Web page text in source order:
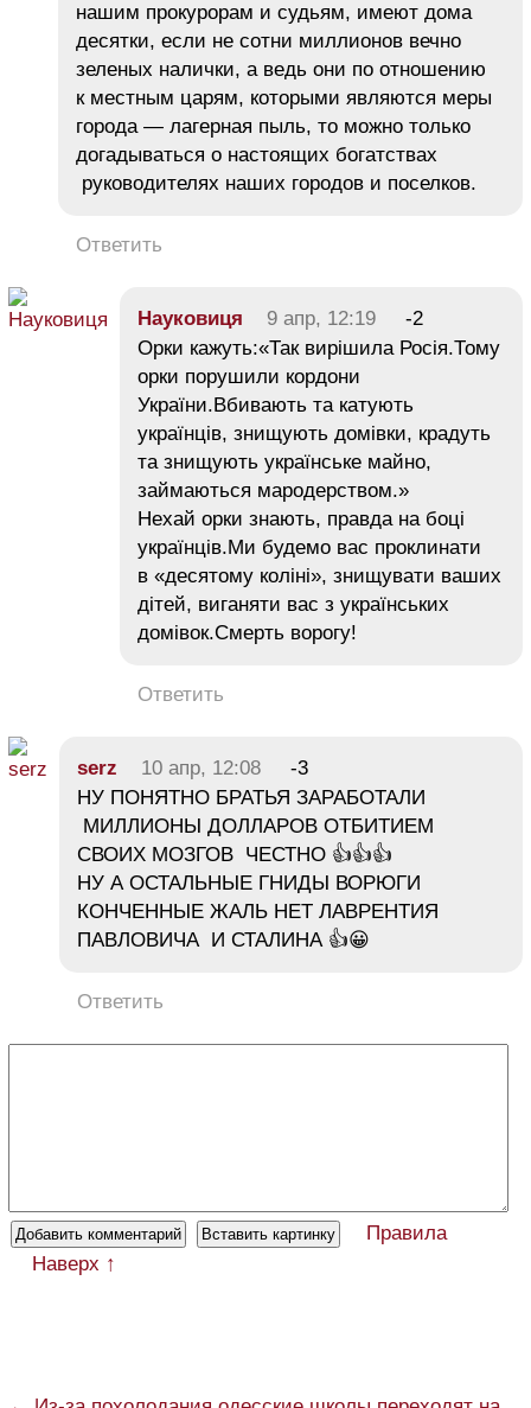
нашим прокурорам и судьям, имеют дома
десятки, если не сотни миллионов вечно
зеленых налички, а ведь они по отношению
к местным царям, которыми являются меры
города — лагерная пыль, то можно только
догадываться о настоящих богатствах
руководителях наших городов и поселков.
Ответить
Науковиця 9 апр, 12:19
-2
Орки кажуть:«Так вирішила Росія.Тому
орки порушили кордони
України.Вбивають та катують
українців, знищують домівки, крадуть
та знищують українське майно,
займаються мародерством.»
Нехай орки знають, правда на боці
українців.Ми будемо вас проклинати
в «десятому коліні», знищувати ваших
дітей, виганяти вас з українських
домівок.Смерть ворогу!
Ответить
serz 10 апр, 12:08
-3
НУ ПОНЯТНО БРАТЬЯ ЗАРАБОТАЛИ
МИЛЛИОНЫ ДОЛЛАРОВ ОТБИТИЕМ
СВОИХ МОЗГОВ ЧЕСТНО 👍👍👍
НУ А ОСТАЛЬНЫЕ ГНИДЫ ВОРЮГИ
КОНЧЕННЫЕ ЖАЛЬ НЕТ ЛАВРЕНТИЯ
ПАВЛОВИЧА И СТАЛИНА 👍😀
Ответить
Правила
Наверх ↑